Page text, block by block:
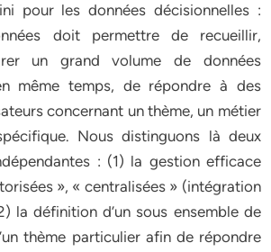
pour les données décisionnelles :
doit permettre de recueillir,
un grand volume de données
même temps, de répondre à des
concernant un thème, un métier
Nous distinguons là deux
: (1) la gestion efficace
», « centralisées » (intégration
la définition d’un sous ensemble de
thème particulier afin de répondre